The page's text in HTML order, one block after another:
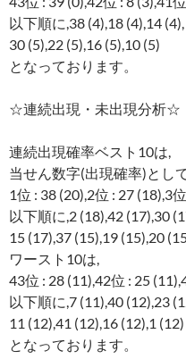
以下順に,38 (4),18 (4),14 (4),
30 (5),22 (5),16 (5),10 (5)
となっております。
☆連続出現・未出現分析☆
連続出現確率ベスト10は,
当せん数字(出現確率)とし
1位 : 38 (20),2位 : 27 (18),3
以下順に,2 (18),42 (17),30
15 (17),37 (15),19 (15),20
ワースト10は,
43位 : 28 (11),42位 : 25
以下順に,7 (11),40 (12),23
11 (12),41 (12),16 (12),1 (12)
となっております。